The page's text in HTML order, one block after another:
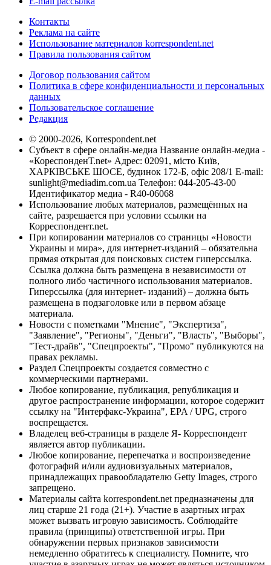
Контакты
Реклама на сайте
Использование материалов korrespondent.net
Правила пользования сайтом
Договор пользования сайтом
Политика в сфере конфиденциальности и персональных
данных
Пользовательское соглашение
Редакция
© 2000-2026, Korrespondent.net
Субъект в сфере онлайн-медиа Название онлайн-медиа -
«КореспонденТ.net» Адрес: 02091, місто Київ,
ХАРКІВСЬКЕ ШОСЕ, будинок 172-Б, офіс 208/1 E-mail:
sunlight@mediadim.com.ua Телефон: 044-205-43-00
Идентификатор медиа - R40-06068
Использование любых материалов, размещённых на
сайте, разрешается при условии ссылки на
Корреспондент.net.
При копировании материалов со страницы «Новости
Украины и мира», для интернет-изданий – обязательна
прямая открытая для поисковых систем гиперссылка.
Ссылка должна быть размещена в независимости от
полного либо частичного использования материалов.
Гиперссылка (для интернет- изданий) – должна быть
размещена в подзаголовке или в первом абзаце
материала.
Новости с пометками "Мнение", "Экспертиза",
"Заявление", "Регионы", "Деньги", "Власть", "Выборы",
"Тест-драйв", "Спецпроекты", "Промо" публикуются на
правах рекламы.
Раздел Спецпроекты создается совместно с
коммерческими партнерами.
Любое копирование, публикация, републикация и
другое распространение информации, которое содержит
ссылку на "Интерфакс-Украина", EPA / UPG, строго
воспрещается.
Владелец веб-страницы в разделе Я- Корреспондент
является автор публикации.
Любое копирование, перепечатка и воспроизведение
фотографий и/или аудиовизуальных материалов,
принадлежащих правообладателю Getty Images, строго
запрещено.
Материалы сайта korrespondent.net предназначены для
лиц старше 21 года (21+). Участие в азартных играх
может вызвать игровую зависимость. Соблюдайте
правила (принципы) ответственной игры. При
обнаружении первых признаков зависимости
немедленно обратитесь к специалисту. Помните, что